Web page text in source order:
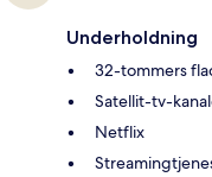
Underholdning
32-tommers
Satellit-tv-
Netflix